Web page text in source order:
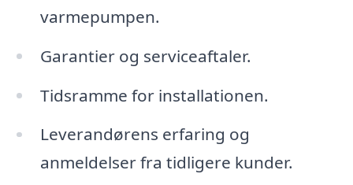
varmepumpen.
Garantier og serviceaftaler.
Tidsramme for installationen.
Leverandørens erfaring og
anmeldelser fra tidligere kunder.